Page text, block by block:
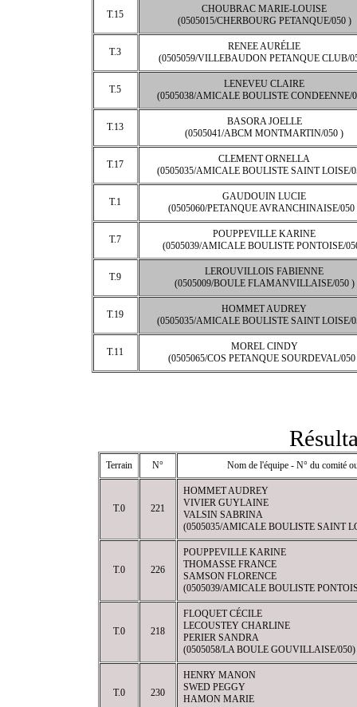
T.15
CHOUBRAC MARIE-LOUISE
(0505015/CHERBOURG PETANQUE/050 )
T.3
RENEE AURÉLIE
(0505059/VILLEBAUDON PETANQUE CLUB/
T.5
LENEVEU CLAIRE
(0505038/AMICALE BOULISTE CONDEENNE/
T.13
BASORA JOELLE
(0505041/ABCM MONTMARTIN/050 )
T.17
CLEMENT ORNELLA
(0505035/AMICALE BOULISTE SAINT LOISE/
T.1
GAUDOUIN LUCIE
(0505060/PETANQUE AVRANCHINAISE/050
T.7
POUPPEVILLE KARINE
(0505039/AMICALE BOULISTE PONTOISE/
T.9
LEROUVILLOIS FABIENNE
(0505009/BOULE FLAMANVILLAISE/050 )
T.19
HOMMET AUDREY
(0505035/AMICALE BOULISTE SAINT LOISE/
T.11
MOREL CINDY
(0505065/COS PETANQUE SOURDEVAL/050
Terrain N° Nom de l'équipe - N° du comité
T.0 221
HOMMET AUDREY
VIVIER GUYLAINE
VALSIN SABRINA
(0505035/AMICALE BOULISTE SAINT
T.0 226
POUPPEVILLE KARINE
THOMASSE FRANCE
SAMSON FLORENCE
(0505039/AMICALE BOULISTE
T.0 218
FLOQUET CÉCILE
LECOUSTEY CHARLINE
PERIER SANDRA
(0505058/LA BOULE GOUVILLAISE/050)
T.0 230
HENRY MANON
SWED PEGGY
HAMON MARIE